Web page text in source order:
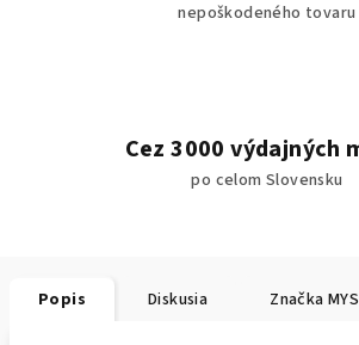
nepoškodeného tovaru
Cez 3000 výdajných
po celom Slovensku
Popis Diskusia Značka